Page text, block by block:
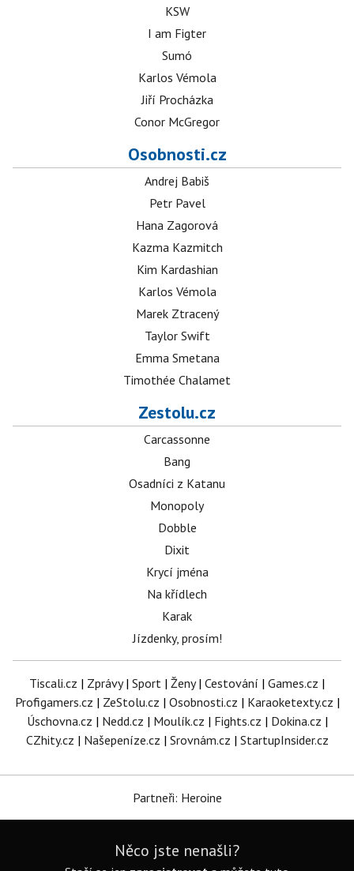
KSW
I am Figter
Sumó
Karlos Vémola
Jiří Procházka
Conor McGregor
Osobnosti.cz
Andrej Babiš
Petr Pavel
Hana Zagorová
Kazma Kazmitch
Kim Kardashian
Karlos Vémola
Marek Ztracený
Taylor Swift
Emma Smetana
Timothée Chalamet
Zestolu.cz
Carcassonne
Bang
Osadníci z Katanu
Monopoly
Dobble
Dixit
Krycí jména
Na křídlech
Karak
Jízdenky, prosím!
Tiscali.cz | Zprávy| Sport | Ženy| Cestování | Games.cz |
Profigamers.cz | ZeStolu.cz | Osobnosti.cz | Karaoketexty.cz |
Úschovna.cz | Nedd.cz | Moulík.cz | Fights.cz | Dokina.cz |
CZhity.cz | Našepeníze.cz | Srovnám.cz | StartupInsider.cz
Partneři: Heroine
Něco jste nenašli?